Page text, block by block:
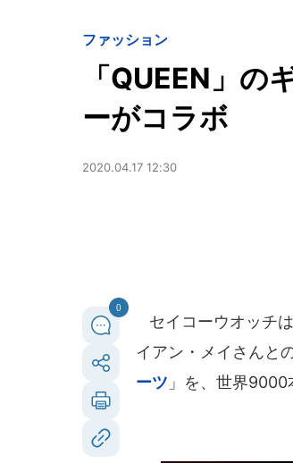
ファッション
「QUEEN」
ーがコラボ
2020.04.17 12:30
0
セイコーウオッチ
イアン・メイさんと
ーツ 」を、世界